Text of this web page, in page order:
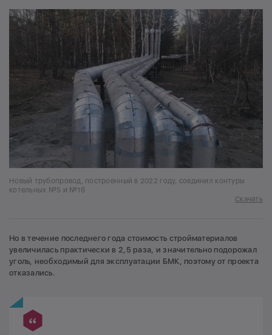
Новый трубопровод, построенный в 2022 году, соединил контуры
котельных №5 и №16
Скачать
Но в течение последнего года стоимость стройматериалов
увеличилась практически в 2,5 раза, и значительно подорожал
уголь, необходимый для эксплуатации БМК, поэтому от проекта
отказались.